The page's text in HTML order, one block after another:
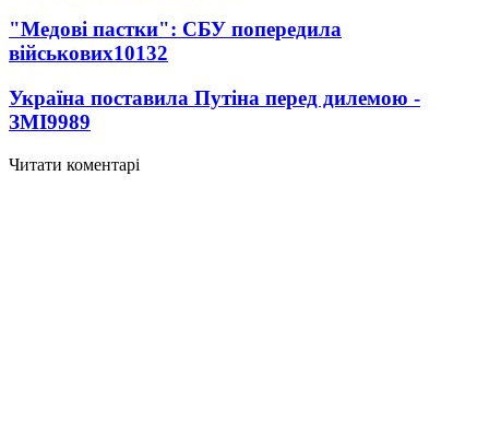
"Медові пастки": СБУ попередила
військових10132
Україна поставила Путіна перед дилемою -
ЗМІ9989
Читати коментарі